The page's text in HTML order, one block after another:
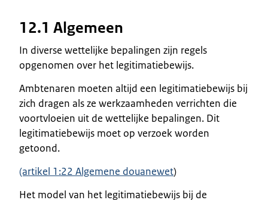
12.1 Algemeen
In diverse wettelijke bepalingen zijn regels
opgenomen over het legitimatiebewijs.
Ambtenaren moeten altijd een legitimatiebewijs bij
zich dragen als ze werkzaamheden verrichten die
voortvloeien uit de wettelijke bepalingen. Dit
legitimatiebewijs moet op verzoek worden
getoond.
(artikel 1:22 Algemene douanewet)
Het model van het legitimatiebewijs bij de